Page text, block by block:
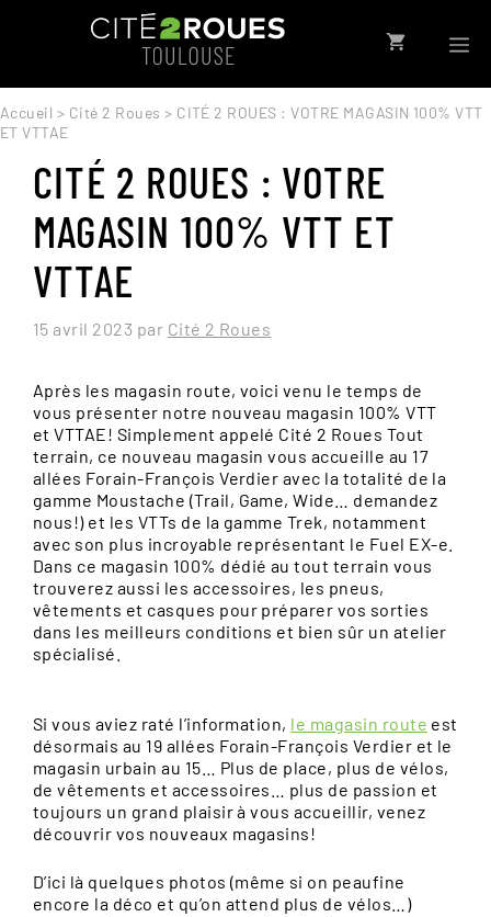
Accueil > Cité 2 Roues > CITÉ 2 ROUES : VOTRE MAGASIN 100% VTT
ET VTTAE
CITÉ 2 ROUES : VOTRE
MAGASIN 100% VTT ET
VTTAE
15 avril 2023 par Cité 2 Roues
Après les magasin route, voici venu le temps de
vous présenter notre nouveau magasin 100% VTT
et VTTAE! Simplement appelé Cité 2 Roues Tout
terrain, ce nouveau magasin vous accueille au 17
allées Forain-François Verdier avec la totalité de la
gamme Moustache (Trail, Game, Wide… demandez
nous!) et les VTTs de la gamme Trek, notamment
avec son plus incroyable représentant le Fuel EX-e.
Dans ce magasin 100% dédié au tout terrain vous
trouverez aussi les accessoires, les pneus,
vêtements et casques pour préparer vos sorties
dans les meilleurs conditions et bien sûr un atelier
spécialisé.
Si vous aviez raté l’information, le magasin route est
désormais au 19 allées Forain-François Verdier et le
magasin urbain au 15… Plus de place, plus de vélos,
de vêtements et accessoires… plus de passion et
toujours un grand plaisir à vous accueillir, venez
découvrir vos nouveaux magasins!
D’ici là quelques photos (même si on peaufine
encore la déco et qu’on attend plus de vélos…)